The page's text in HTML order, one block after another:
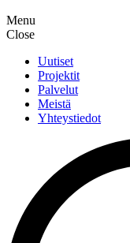
Menu
Close
Uutiset
Projektit
Palvelut
Meistä
Yhteystiedot